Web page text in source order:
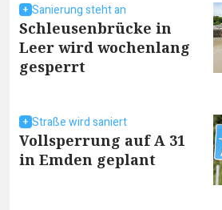
Sanierung steht an
Schleusenbrücke in
Leer wird wochenlang
gesperrt
Straße wird saniert
Vollsperrung auf A 31
in Emden geplant